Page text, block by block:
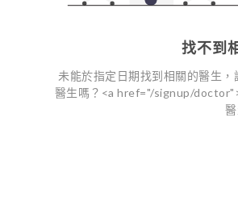
找不到
未能於指定日期找到相關的醫生
醫生嗎？<a href="/signup/
醫